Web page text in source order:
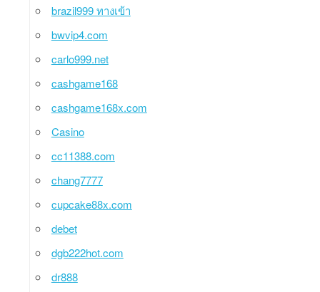
brazil999 ทางเข้า
bwvip4.com
carlo999.net
cashgame168
cashgame168x.com
Casino
cc11388.com
chang7777
cupcake88x.com
debet
dgb222hot.com
dr888